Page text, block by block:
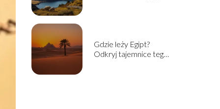
Gdzie leży Egipt?
Odkryj tajemnice tego